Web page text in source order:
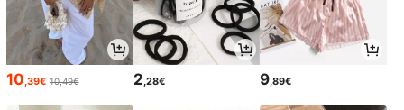
10 ,39€ 10,49€ 2 ,28€ 9 ,89€